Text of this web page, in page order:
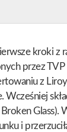
przez
z
i